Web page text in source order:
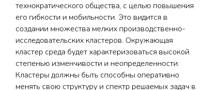
технократического общества, с целью повышения
его гибкости и мобильности. Это видится в
создании множества мелких производственно-
исследовательских кластеров. Окружающая
кластер среда будет характеризоваться высокой
степенью изменчивости и неопределенности.
Кластеры должны быть способны оперативно
менять свою структуру и спектр решаемых задач в